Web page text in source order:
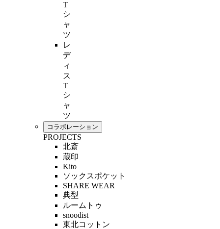
T
シ
ャ
ツ
レ
デ
ィ
ス
T
シ
ャ
ツ
コラボレーション
PROJECTS
北斎
蔵印
Kito
ソックスポケット
SHARE WEAR
典型
ルームトゥ
snoodist
東北コットン